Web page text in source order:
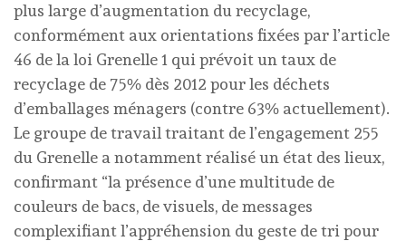
plus large d’augmentation du recyclage,
conformément aux orientations fixées par l’article
46 de la loi Grenelle 1 qui prévoit un taux de
recyclage de 75% dès 2012 pour les déchets
d’emballages ménagers (contre 63% actuellement).
Le groupe de travail traitant de l’engagement 255
du Grenelle a notamment réalisé un état des lieux,
confirmant “la présence d’une multitude de
couleurs de bacs, de visuels, de messages
complexifiant l’appréhension du geste de tri pour